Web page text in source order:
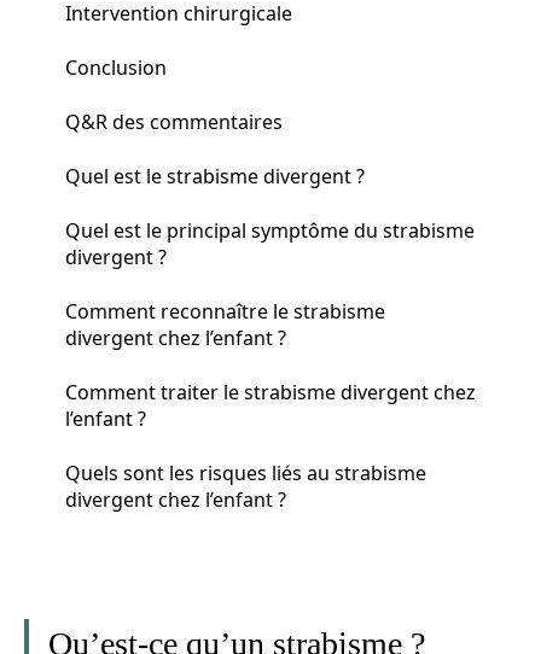
Intervention chirurgicale
Conclusion
Q&R des commentaires
Quel est le strabisme divergent ?
Quel est le principal symptôme du strabisme
divergent ?
Comment reconnaître le strabisme
divergent chez l’enfant ?
Comment traiter le strabisme divergent chez
l’enfant ?
Quels sont les risques liés au strabisme
divergent chez l’enfant ?
Qu’est-ce qu’un strabisme ?